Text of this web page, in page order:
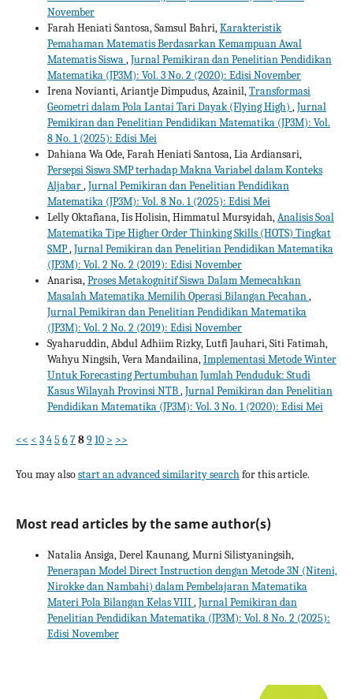
November
Farah Heniati Santosa, Samsul Bahri,Karakteristik
Pemahaman Matematis Berdasarkan Kemampuan Awal
Matematis Siswa,Jurnal Pemikiran dan Penelitian Pendidikan
Matematika (JP3M): Vol. 3 No. 2 (2020): Edisi November
Irena Novianti, Ariantje Dimpudus, Azainil,Transformasi
Geometri dalam Pola Lantai Tari Dayak (Flying High) ,Jurnal
Pemikiran dan Penelitian Pendidikan Matematika (JP3M): Vol.
8 No. 1 (2025): Edisi Mei
Dahiana Wa Ode, Farah Heniati Santosa, Lia Ardiansari,
Persepsi Siswa SMP terhadap Makna Variabel dalam Konteks
Aljabar,Jurnal Pemikiran dan Penelitian Pendidikan
Matematika (JP3M): Vol. 8 No. 1 (2025): Edisi Mei
Lelly Oktafiana, Iis Holisin, Himmatul Mursyidah,Analisis Soal
Matematika Tipe Higher Order Thinking Skills (HOTS) Tingkat
SMP,Jurnal Pemikiran dan Penelitian Pendidikan Matematika
(JP3M): Vol. 2 No. 2 (2019): Edisi November
Anarisa,Proses Metakognitif Siswa Dalam Memecahkan
Masalah Matematika Memilih Operasi Bilangan Pecahan,
Jurnal Pemikiran dan Penelitian Pendidikan Matematika
(JP3M): Vol. 2 No. 2 (2019): Edisi November
Syaharuddin, Abdul Adhiim Rizky, Lutfi Jauhari, Siti Fatimah,
Wahyu Ningsih, Vera Mandailina,Implementasi Metode Winter
Untuk Forecasting Pertumbuhan Jumlah Penduduk: Studi
Kasus Wilayah Provinsi NTB,Jurnal Pemikiran dan Penelitian
Pendidikan Matematika (JP3M): Vol. 3 No. 1 (2020): Edisi Mei
<< < 345 678910 > >>
You may alsostart an advanced similarity searchfor this article.
Most read articles by the same author(s)
Natalia Ansiga, Derel Kaunang, Murni Silistyaningsih,
Penerapan Model Direct Instruction dengan Metode 3N (Niteni,
Nirokke dan Nambahi) dalam Pembelajaran Matematika
Materi Pola Bilangan Kelas VIII,Jurnal Pemikiran dan
Penelitian Pendidikan Matematika (JP3M): Vol. 8 No. 2 (2025):
Edisi November